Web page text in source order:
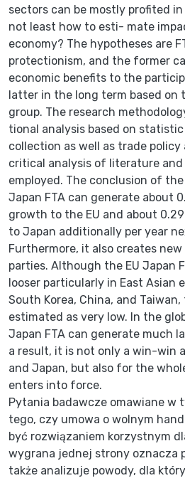
sectors can be mostly profited
not least how to esti- mate
economy? The hypotheses are
protectionism, and the former
economic benefits to the
latter in the long term based on
group. The research
tional analysis based on
collection as well as trade
critical analysis of literature
employed. The conclusion of
Japan FTA can generate about
growth to the EU and about
to Japan additionally per year
Furthermore, it also creates
parties. Although the EU Japan
looser particularly in East Asian
South Korea, China, and
estimated as very low. In the
Japan FTA can generate much
a result, it is not only a win-win
and Japan, but also for the
enters into force.
Pytania badawcze omawiane w
tego, czy umowa o wolnym
być rozwiązaniem korzystnym
wygrana jednej strony oznacza
także analizuje powody, dla